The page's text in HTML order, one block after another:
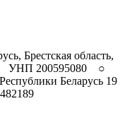
Брестская область,
○ УНП 200595080 ○
Беларусь 19